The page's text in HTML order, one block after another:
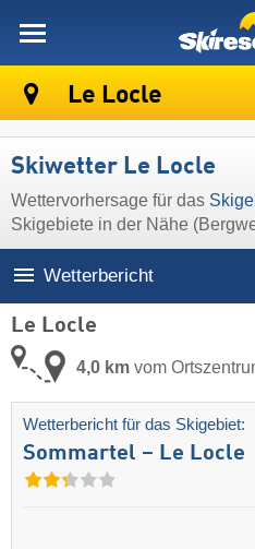
Le Locle
Skiwetter Le Locle
Wettervorhersage für das
Skigebiete in der Nähe
Wetterbericht
Le Locle
4,0 km vom
Wetterbericht für das Skigebiet:
Sommartel – Le Locle